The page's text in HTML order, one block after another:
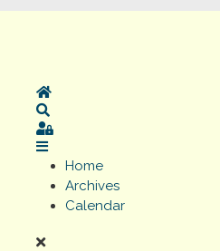
Home
Sign In
Home
Archives
Calendar